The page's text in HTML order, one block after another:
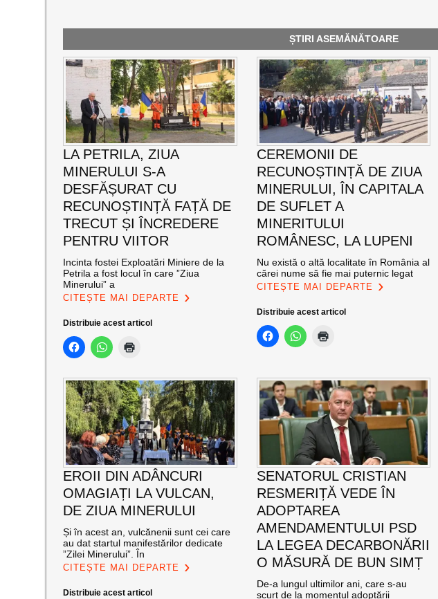
ȘTIRI ASEMĂNĂTOARE
LA PETRILA, ZIUA
MINERULUI S-A
DESFĂȘURAT CU
RECUNOȘTINȚĂ FAȚĂ DE
TRECUT ȘI ÎNCREDERE
PENTRU VIITOR
Incinta fostei Exploatări Miniere de la
Petrila a fost locul în care ”Ziua
Minerului” a
CITEȘTE MAI DEPARTE
Distribuie acest articol
CEREMONII DE
RECUNOȘTINȚĂ DE ZIUA
MINERULUI, ÎN CAPITALA
DE SUFLET A
MINERITULUI
ROMÂNESC, LA LUPENI
Nu există o altă localitate în România al
cărei nume să fie mai puternic legat
CITEȘTE MAI DEPARTE
Distribuie acest articol
EROII DIN ADÂNCURI
OMAGIAȚI LA VULCAN,
DE ZIUA MINERULUI
Și în acest an, vulcănenii sunt cei care
au dat startul manifestărilor dedicate
”Zilei Minerului”. În
CITEȘTE MAI DEPARTE
Distribuie acest articol
SENATORUL CRISTIAN
RESMERIȚĂ VEDE ÎN
ADOPTAREA
AMENDAMENTULUI PSD
LA LEGEA DECARBONĂRII
O MĂSURĂ DE BUN SIMȚ
De-a lungul ultimilor ani, care s-au
scurt de la momentul adoptării